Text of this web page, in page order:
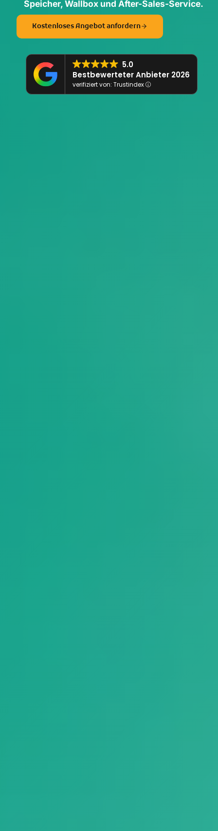
Speicher, Wallbox und After-Sales-Service.
Kostenloses Angebot anfordern
5.0
Bestbewerteter Anbieter 2026
verifiziert von: Trustindex